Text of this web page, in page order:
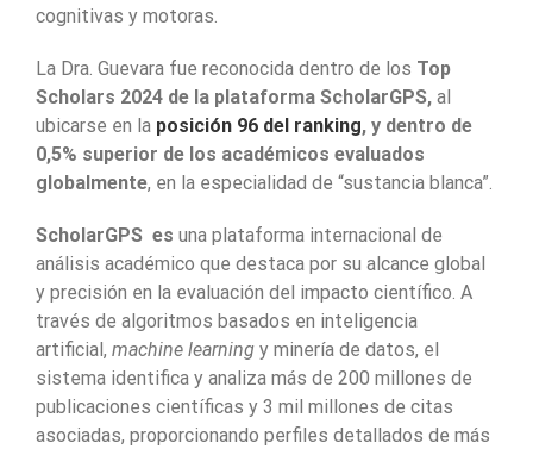
cognitivas y motoras.
La Dra. Guevara fue reconocida dentro de los Top
Scholars 2024 de la plataforma ScholarGPS, al
ubicarse en la posición 96 del ranking, y dentro de
0,5% superior de los académicos evaluados
globalmente, en la especialidad de “sustancia blanca”.
ScholarGPS es una plataforma internacional de
análisis académico que destaca por su alcance global
y precisión en la evaluación del impacto científico. A
través de algoritmos basados en inteligencia
artificial, machine learning y minería de datos, el
sistema identifica y analiza más de 200 millones de
publicaciones científicas y 3 mil millones de citas
asociadas, proporcionando perfiles detallados de más